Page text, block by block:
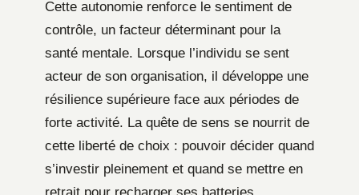
Cette autonomie renforce le sentiment de
contrôle, un facteur déterminant pour la
santé mentale. Lorsque l’individu se sent
acteur de son organisation, il développe une
résilience supérieure face aux périodes de
forte activité. La quête de sens se nourrit de
cette liberté de choix : pouvoir décider quand
s’investir pleinement et quand se mettre en